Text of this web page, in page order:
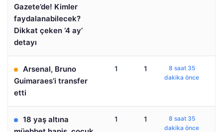
Gazete’de! Kimler
faydalanabilecek?
Dikkat çeken ‘4 ay’
detayı
Arsenal, Bruno
Guimaraes’i transfer
etti
1 1
8 saat 35
dakika önce
18 yaş altına
1 1
8 saat 35
dakika önce